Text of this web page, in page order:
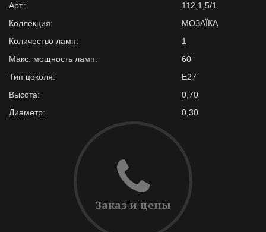
Арт.:
112,1,5/1
Коллекция:
МОЗАЇКА
Количество ламп:
1
Макс. мощность ламп:
60
Тип цоколя:
E27
Высота:
0,70
Диаметр:
0,30
Заказ и цены